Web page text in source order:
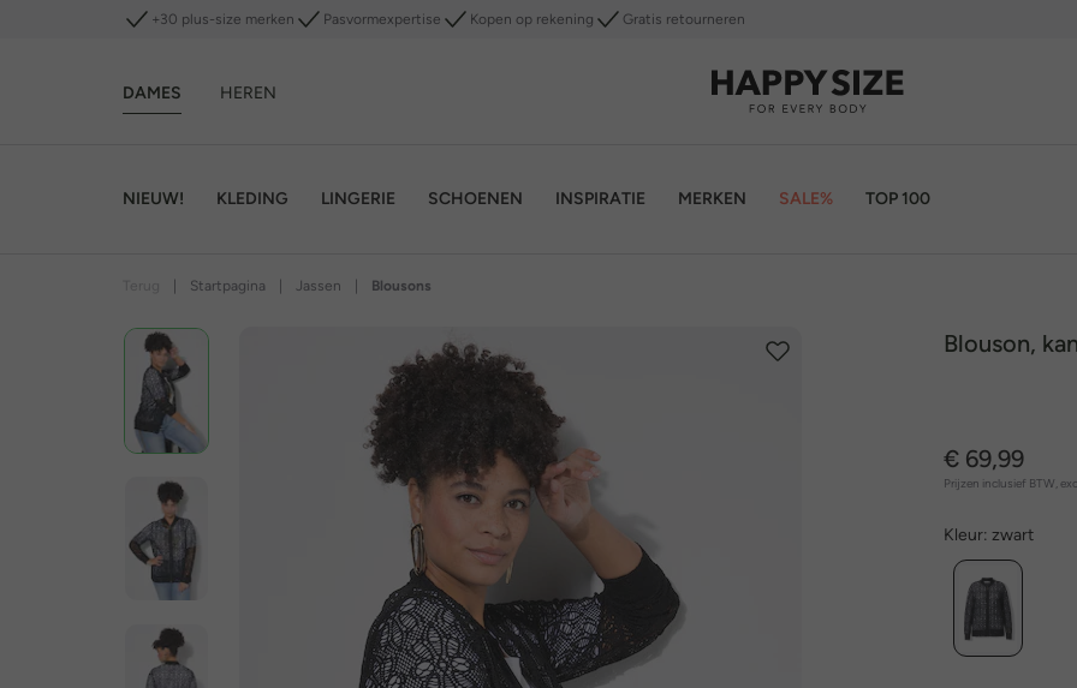
+30 plus-size merken Pasvormexpertise Kopen op rekening Gratis retourneren
DAMES HEREN
NIEUW! KLEDING LINGERIE SCHOENEN INSPIRATIE MERKEN SALE% TOP 100
Startpagina Jassen Blousons
Blouson,
€ 69,99
Prijzen inclusief BTW, excl.
Kleur: zwart